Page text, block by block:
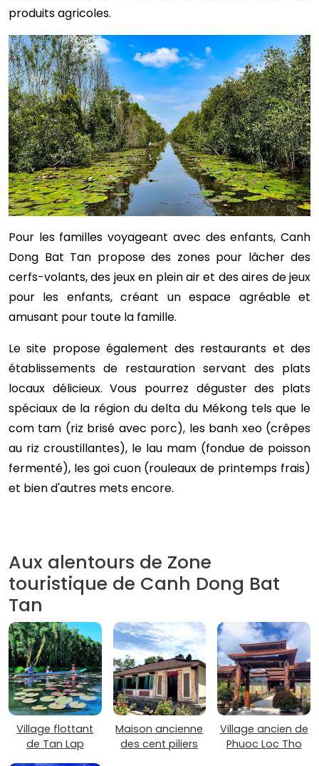
produits agricoles.
Pour les familles voyageant avec des enfants, Canh
Dong Bat Tan propose des zones pour lâcher des
cerfs-volants, des jeux en plein air et des aires de jeux
pour les enfants, créant un espace agréable et
amusant pour toute la famille.
Le site propose également des restaurants et des
établissements de restauration servant des plats
locaux délicieux. Vous pourrez déguster des plats
spéciaux de la région du delta du Mékong tels que le
com tam (riz brisé avec porc), les banh xeo (crêpes
au riz croustillantes), le lau mam (fondue de poisson
fermenté), les goi cuon (rouleaux de printemps frais)
et bien d'autres mets encore.
Aux alentours de Zone
touristique de Canh Dong Bat
Tan
Village flottant
de Tan Lap
Maison ancienne
des cent piliers
Village ancien de
Phuoc Loc Tho